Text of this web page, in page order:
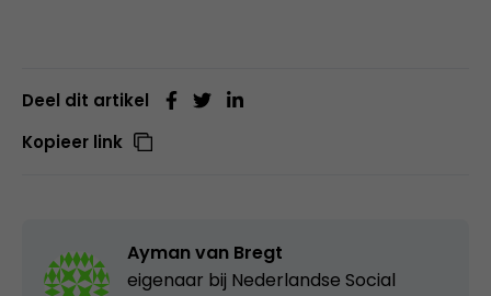
Deel dit artikel
Kopieer link
Ayman van Bregt
eigenaar bij Nederlandse Social